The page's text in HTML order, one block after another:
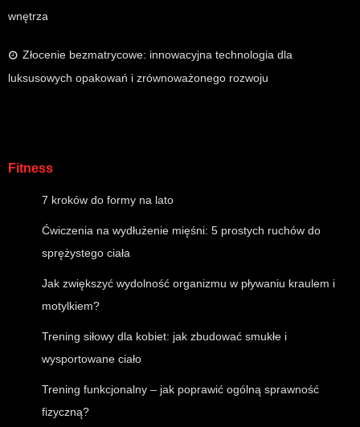
wnętrza
Złocenie bezmatrycowe: innowacyjna technologia dla
luksusowych opakowań i zrównoważonego rozwoju
Fitness
7 kroków do formy na lato
Ćwiczenia na wydłużenie mięśni: 5 prostych ruchów do
sprężystego ciała
Jak zwiększyć wydolność organizmu w pływaniu kraulem i
motylkiem?
Trening siłowy dla kobiet: jak zbudować smukłe i
wysportowane ciało
Trening funkcjonalny – jak poprawić ogólną sprawność
fizyczną?